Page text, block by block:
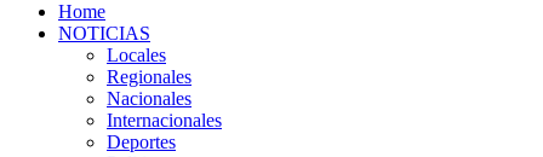
Home
NOTICIAS
Locales
Regionales
Nacionales
Internacionales
Deportes